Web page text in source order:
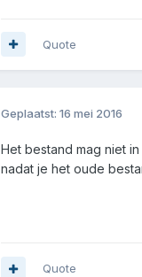
Quote
Geplaatst: 16 mei 2016
Het bestand mag niet
nadat je het oude
Quote